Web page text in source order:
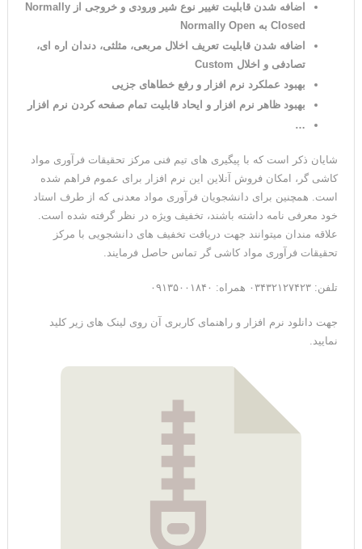
اضافه شدن قابلیت تغییر نوع شیر ورودی و خروجی از Normally
Closed به Normally Open
اضافه شدن قابلیت تعریف اخلال مربعی، مثلثی، دندان اره ای،
تصادفی و اخلال Custom
بهبود عملکرد نرم افزار و رفع خطاهای جزیی
بهبود ظاهر نرم افزار و ایحاد قابلیت تمام صفحه کردن نرم افزار
…
شایان ذکر است که با پیگیری های تیم فنی مرکز تحقیقات فرآوری مواد
کاشی گر، امکان فروش آنلاین این نرم افزار برای عموم فراهم شده
است. همچنین برای دانشجویان فرآوری مواد معدنی که از طرف استاد
خود معرفی نامه داشته باشند، تخفیف ویژه در نظر گرفته شده است.
علاقه مندان میتوانند جهت دریافت تخفیف های دانشجویی با مرکز
تحقیقات فرآوری مواد کاشی گر تماس حاصل فرمایند.
تلفن: ۰۳۴۳۲۱۲۷۴۲۳ همراه: ۰۹۱۳۵۰۰۱۸۴۰
جهت دانلود نرم افزار و راهنمای کاربری آن روی لینک های زیر کلید
نمایید.